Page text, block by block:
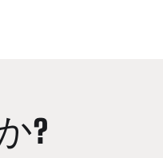
?